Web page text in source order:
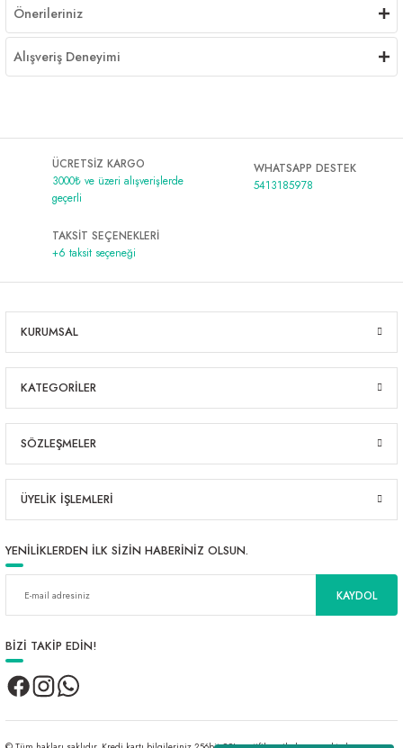
Önerileriniz
Alışveriş Deneyimi
ÜCRETSİZ KARGO
3000₺ ve üzeri alışverişlerde
geçerli
WHATSAPP DESTEK
5413185978
TAKSİT SEÇENEKLERİ
+6 taksit seçeneği
KURUMSAL
KATEGORİLER
SÖZLEŞMELER
ÜYELİK İŞLEMLERİ
YENİLİKLERDEN İLK SİZİN HABERİNİZ OLSUN.
KAYDOL
BİZİ TAKİP EDİN!